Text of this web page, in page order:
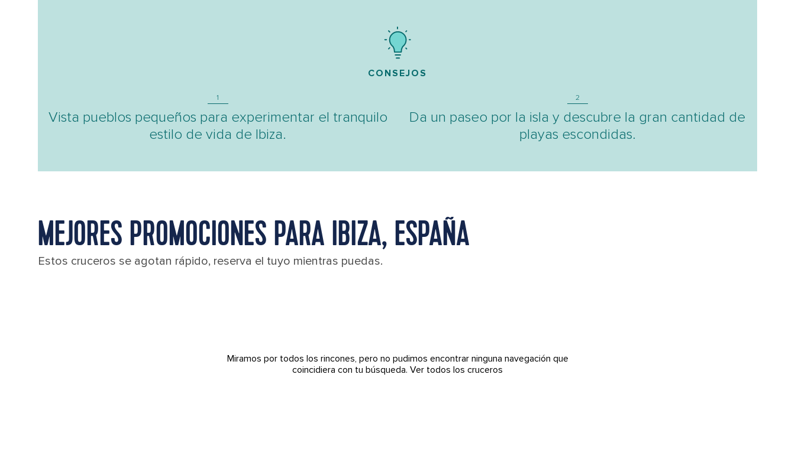
CONSEJOS
1
Vista pueblos pequeños para experimentar el tranquilo
estilo de vida de Ibiza.
2
Da un paseo por la isla y descubre la gran cantidad de
playas escondidas.
MEJORES PROMOCIONES PARA IBIZA, ESPAÑA
Estos cruceros se agotan rápido, reserva el tuyo mientras puedas.
Miramos por todos los rincones, pero no pudimos encontrar ninguna navegación que
coincidiera con tu búsqueda. Ver todos los cruceros